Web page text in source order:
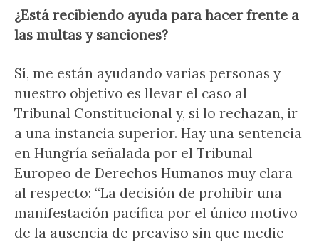
¿Está recibiendo ayuda para hacer frente a
las multas y sanciones?
Sí, me están ayudando varias personas y
nuestro objetivo es llevar el caso al
Tribunal Constitucional y, si lo rechazan, ir
a una instancia superior. Hay una sentencia
en Hungría señalada por el Tribunal
Europeo de Derechos Humanos muy clara
al respecto: “La decisión de prohibir una
manifestación pacífica por el único motivo
de la ausencia de preaviso sin que medie